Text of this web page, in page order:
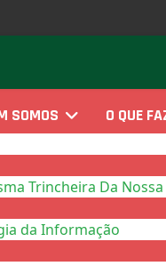
SOMOS O QUE
Trincheira Da
da Informação